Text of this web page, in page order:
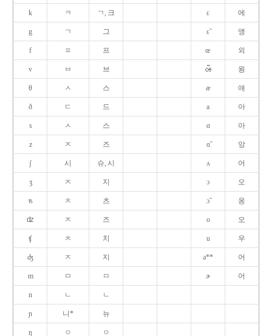
k ㅋ ㄱ, 크 ɛ 에
g ㄱ 그 ɛ̃ 앵
f ㅍ 프 œ 외
v ㅂ 브 욍
θ ㅅ 스 æ 애
ð ㄷ 드 a 아
s ㅅ 스 ɑ 아
z ㅈ 즈 ɑ̃ 앙
ʃ 시 슈, 시 ʌ 어
ʒ ㅈ 지 ɔ 오
ʦ ㅊ 츠 ɔ̃ 옹
ʣ ㅈ 즈 o 오
ʧ ㅊ 치 u 우
ʤ ㅈ 지 ə** 어
m ㅁ ㅁ ɚ 어
n ㄴ ㄴ
ɲ 니* 뉴
ŋ ㅇ ㅇ